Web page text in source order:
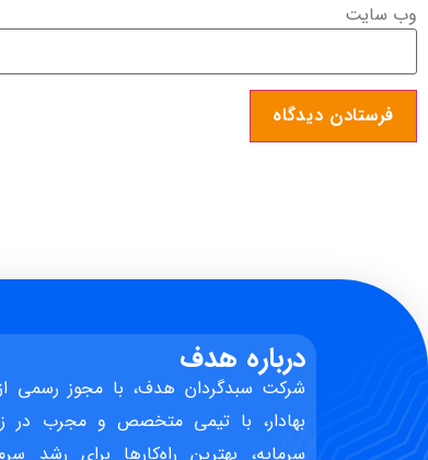
وب‌ سایت
درباره هدف
شرکت سبدگردان هدف، با مجوز رسمی
بهادار، با تیمی متخصص و مجرب در
سرمایه، بهترین راه‌کارها برای رشد